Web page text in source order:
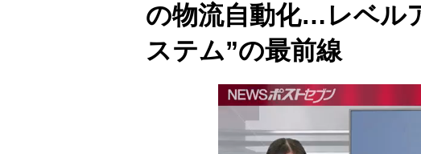
の物流自動化…レベル
ステム”の最前線